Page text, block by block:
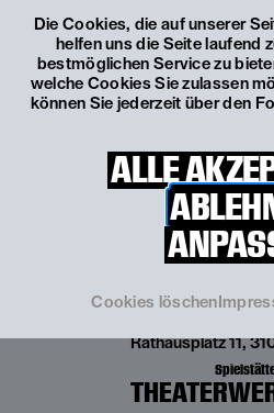
Die Cookies, die auf unserer
helfen uns die Seite laufend
bestmöglichen Service zu
welche Cookies Sie zulassen
können Sie jederzeit über den
ALLE
Cookies löschen
Artikel
URSULA
GROSSES
Rathausplatz 11,